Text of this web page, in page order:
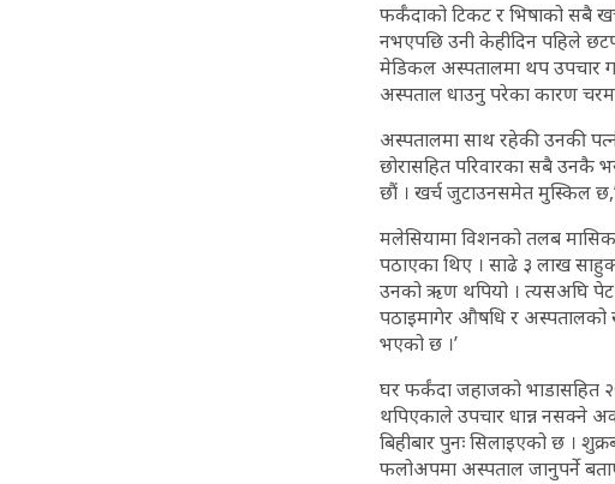
फर्कँदाको टिकट र भिषाको सबै
नभएपछि उनी केहीदिन पहिले
मेडिकल अस्पतालमा थप उपचार
अस्पताल धाउनु परेका कारण
अस्पतालमा साथ रहेकी उनकी
छोरासहित परिवारका सबै उनकै
छौं । खर्च जुटाउनसमेत मुस्किल
मलेसियामा विशनको तलब
पठाएका थिए । साढे ३ लाख
उनको ऋण थपियो । त्यसअघि
पठाइमागेर औषधि र अस्पतालको
भएको छ ।’
घर फर्कंदा जहाजको भाडासहित
थपिएकाले उपचार धान्न नसक्ने
बिहीबार पुनः सिलाइएको छ ।
फलोअपमा अस्पताल जानुपर्ने